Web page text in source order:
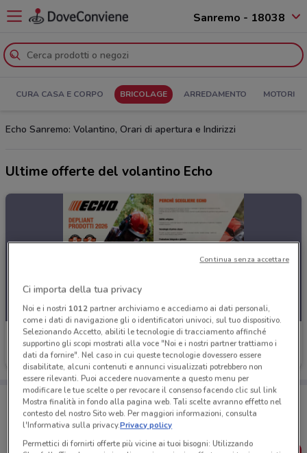
Sanremo - 18038
CURA CASA E CORPO BRICOLAGE ARREDAMENTO MOTORI
Echo Sanremo: Volantino, Orari di apertura e Indirizzi
Ultime offerte del volantino Echo
Echo
Scade il 31/12
Porta DoveConviene sempre con te!
Puoi trovare le migliori offerte dei negozi vicino a te,
salvarle e creare la tua lista del risparmio, comodamente
dal tuo cellulare.
Ci importa della tua privacy
Noi e i nostri 1012partner archiviamo e accediamo ai dati personali,
come i dati di navigazione gli o identificatori univoci, sul tuo dispositivo.
Selezionando Accetto, abiliti le tecnologie di tracciamento affinché
supportino gli scopi mostrati alla voce "Noi e i nostri partner trattiamo i
dati da fornire". Nel caso in cui queste tecnologie dovessero essere
disabilitate, alcuni contenuti e annunci visualizzati potrebbero non
essere rilevanti. Puoi accedere nuovamente a questo menu per
modificare le tue scelte o per revocare il consenso facendo clic sul link
Mostra finalità in fondo alla pagina web. Tali scelte avranno effetto nel
contesto del nostro Sito web. Per maggiori informazioni, consulta
l'Informativa sulla privacy.Privacy policy
Permettici di fornirti offerte più vicine ai tuoi bisogni: Utilizzando
Continua senza accettare